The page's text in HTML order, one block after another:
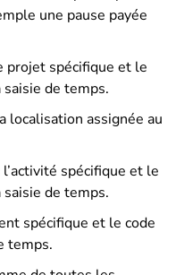
une pause payée
projet spécifique et le
de temps.
localisation assignée au
l’activité spécifique et le
saisie de temps.
spécifique et le code
temps.